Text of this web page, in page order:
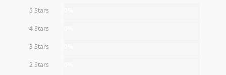
5 Stars
4 Stars
3 Stars
2 Stars